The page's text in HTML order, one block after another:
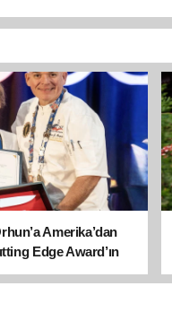
Amerika’dan
Edge Award’ın